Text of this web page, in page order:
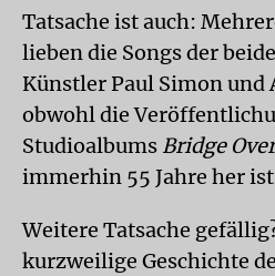
Tatsache ist auch:
lieben die Songs der
Künstler Paul Simon und
obwohl die
Studioalbums Bridge
immerhin 55 Jahre her
Weitere Tatsache
kurzweilige Geschichte